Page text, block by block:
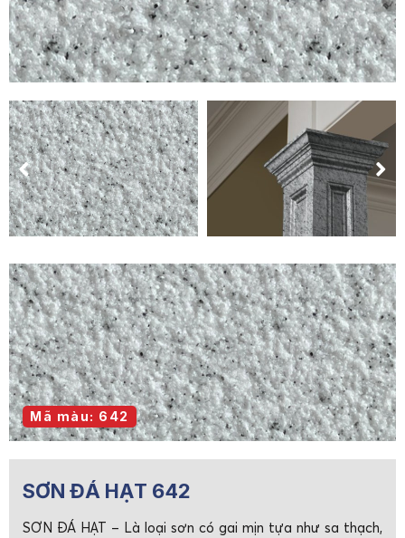
Mã màu: 642
SƠN ĐÁ HẠT 642
SƠN ĐÁ HẠT – Là loại sơn có gai mịn tựa như sa thạch,